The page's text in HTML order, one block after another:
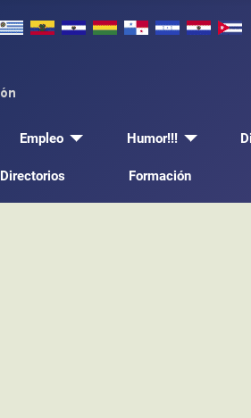
Empleo Humor!!!
Directorios Formación